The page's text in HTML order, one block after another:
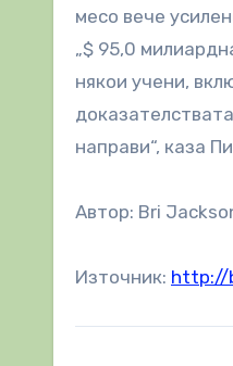
месо вече
„$ 95,0
някои учени,
направи“, каза
Автор: Bri
Източник: http://